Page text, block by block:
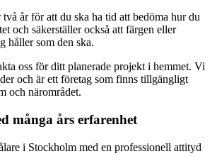
år för att du ska ha tid att bedöma hur du
och säkerställer också att färgen eller
håller som den ska.
oss för ditt planerade projekt i hemmet. Vi
och är ett företag som finns tillgängligt
och närområdet.
många års erfarenhet
i Stockholm med en professionell attityd